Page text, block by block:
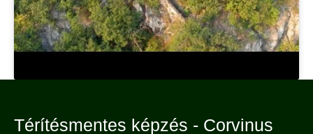
Térítésmentes képzés - Corvinus